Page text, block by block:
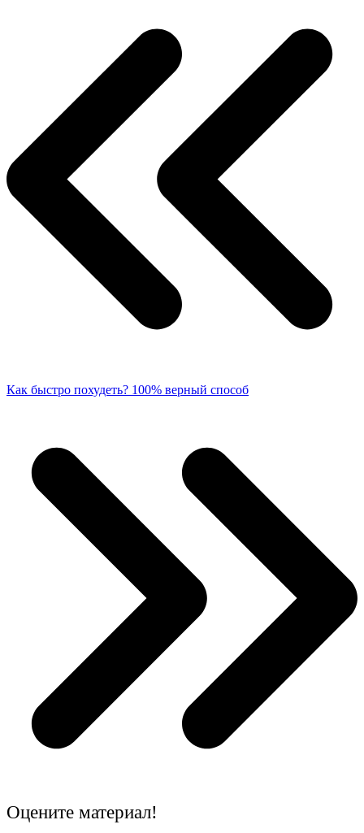
Как быстро похудеть? 100% верный способ
Оцените материал!